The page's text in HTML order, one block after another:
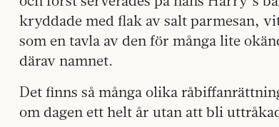
kryddade med flak av salt parmesan,
som en tavla av den för många lite
därav namnet.
Det finns så många olika
om dagen ett helt år utan att bli